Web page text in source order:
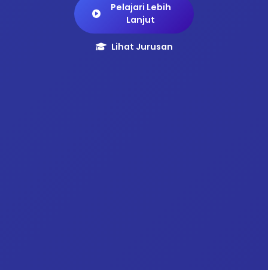
Pelajari Lebih
Lanjut
Lihat Jurusan